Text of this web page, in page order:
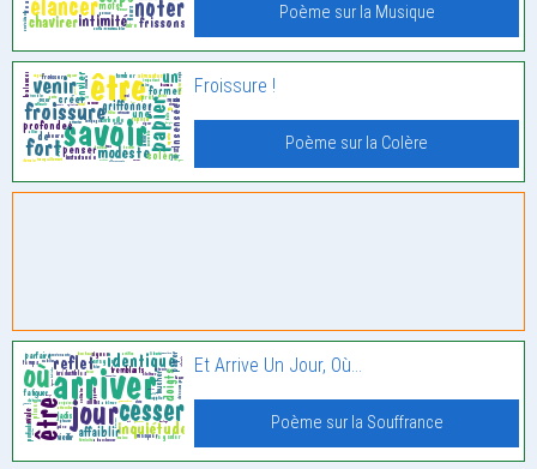
Poème sur la Musique
Froissure !
Poème sur la Colère
Et Arrive Un Jour, Où…
Poème sur la Souffrance